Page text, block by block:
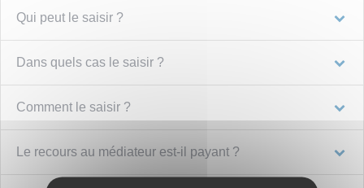
Qui peut le saisir ?
Dans quels cas le saisir ?
Comment le saisir ?
Le recours au médiateur est-il payant ?